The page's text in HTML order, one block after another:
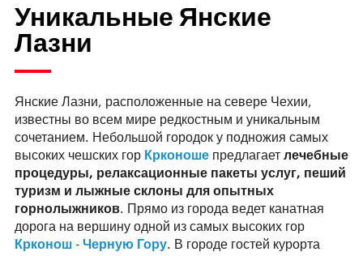
Уникальные Янские
Лазни
Янские Лазни, расположенные на севере Чехии,
известны во всем мире редкостным и уникальным
сочетанием. Небольшой городок у подножия самых
высоких чешских гор Крконоше предлагает лечебные
процедуры, релаксационные пакеты услуг, пеший
туризм и лыжные склоны для опытных
горнолыжников. Прямо из города ведет канатная
дорога на вершину одной из самых высоких гор
Крконош - Черную Гору. В городе гостей курорта